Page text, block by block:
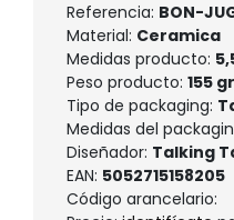
Referencia: BON-
Material: Ceramica
Medidas producto:
Peso producto: 155 gr
Tipo de packaging:
Medidas del
Diseñador: Talking
EAN: 5052715158205
Código arancelario: